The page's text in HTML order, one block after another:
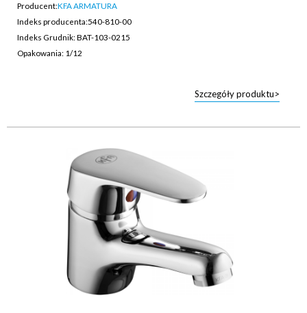
Producent:KFA ARMATURA
Indeks producenta:540-810-00
Indeks Grudnik: BAT-103-0215
Opakowania: 1/12
Szczegóły produktu>